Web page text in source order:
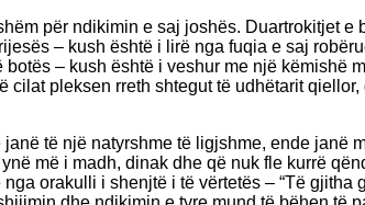
për ndikimin e saj joshës. Duartrokitjet
– kush është i lirë nga fuqia e saj
– kush është i veshur me një këmishë
pleksen rreth shtegut të udhëtarit
të një natyrshme të ligjshme, ende
më i madh, dinak dhe që nuk fle kurrë
orakulli i shenjtë i të vërtetës – “Të